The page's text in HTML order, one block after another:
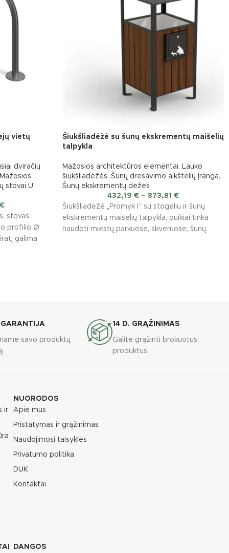
vietų
dviračių
Mažosios
stovai U
€
stovas
profilio Ø
galima
Šiukšliadėžė su šunų ekskrementų maišelių
talpykla
Mažosios architektūros elementai, Lauko
šiukšliadėžės, Šunų dresavimo aikštelių įranga,
Šunų ekskrementų dėžės
432,19 € – 873,81 €
Šiukšliadėžė „Promyk I” su stogeliu ir šunų
ekskrementų maišelių talpykla, puikiai tinka
naudoti miestų parkuose, skveruose, šunų
savo produktų
14 D. GRĄŽINIMAS
Galite grąžinti brokuotus
produktus.
ir
NUORODOS
Apie mus
Pristatymas ir grąžinimas
Naudojimosi taisyklės
Privatumo politika
DUK
Kontaktai
DANGOS